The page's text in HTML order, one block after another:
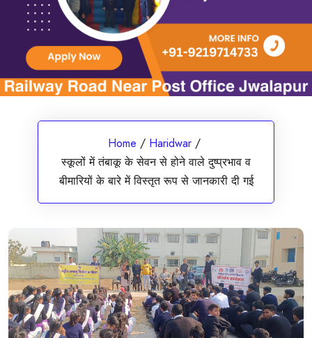
Home / Haridwar /
स्कूलों में तंबाकू के सेवन से होने वाले दुष्प्रभाव व
बीमारियों के बारे में विस्तृत रूप से जानकारी दी गई